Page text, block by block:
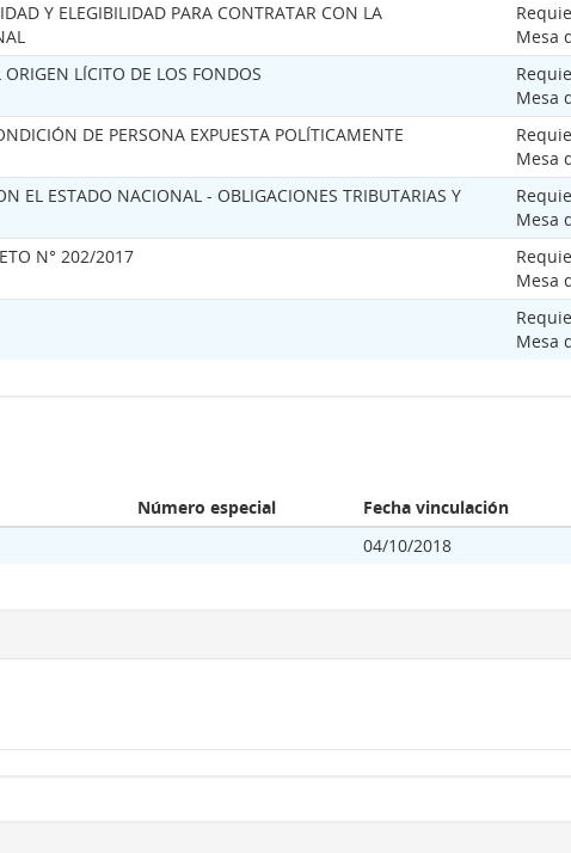
Y ELEGIBILIDAD PARA CONTRATAR CON LA
Mesa
LÍCITO DE LOS FONDOS
Mesa
DE PERSONA EXPUESTA POLÍTICAMENTE
Mesa
EL ESTADO NACIONAL - OBLIGACIONES TRIBUTARIAS Y
Mesa
N° 202/2017
Mesa
Mesa
Número especial Fecha vinculación
04/10/2018